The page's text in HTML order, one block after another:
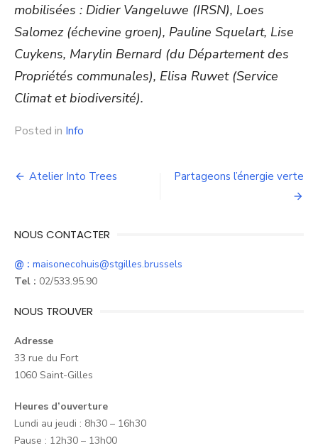
mobilisées : Didier Vangeluwe (IRSN), Loes
Salomez (échevine groen), Pauline Squelart, Lise
Cuykens, Marylin Bernard (du Département des
Propriétés communales), Elisa Ruwet (Service
Climat et biodiversité).
Posted in Info
Navigation
l’article
Atelier Into Trees Partageons l’énergie verte
NOUS CONTACTER
@ : maisonecohuis@stgilles.brussels
Tel : 02/533.95.90
NOUS TROUVER
Adresse
33 rue du Fort
1060 Saint-Gilles
Heures d’ouverture
Lundi au jeudi : 8h30 – 16h30
Pause : 12h30 – 13h00